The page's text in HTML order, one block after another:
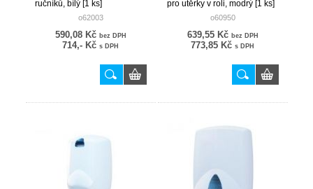
ručníků, bílý [1 ks]
o62003
590,08 Kč bez DPH
714,- Kč s DPH
pro utěrky v roli, modrý [1 ks]
o60950
639,55 Kč bez DPH
773,85 Kč s DPH